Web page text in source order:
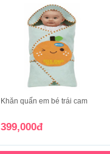
Khăn quấn em bé trái cam
399,000đ